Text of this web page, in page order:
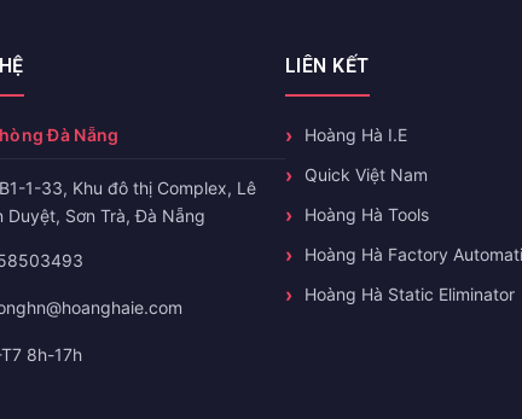
Đà Nẵng
1-33, Khu đô thị Complex, Lê
Duyệt, Sơn Trà, Đà Nẵng
8h-17h
LIÊN KẾT
Hoàng Hà I.E
Quick Việt Nam
Hoàng Hà Tools
Hoàng Hà Factory
Hoàng Hà Static Eliminator